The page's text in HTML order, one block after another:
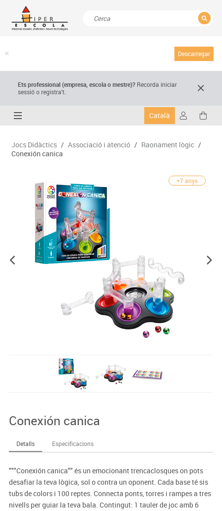
Descarregar
Ets professional (empresa,escola o mestre)? Recorda iniciar
sessió o registra't.
Català
Jocs Didàctics / Associació i atenció / Raonament lògic /
Conexión canica
+7 anys
Conexión canica
Detalls Especificacions
"""Conexión canica"" és un emocionant trencaclosques on pots
desafiar la teva lògica, sol o contra un oponent. Cada base té sis
tubs de colors i 100 reptes. Connecta ponts, torres i rampes a tres
nivells per guiar la teva bala. Contingut: 1 tauler de joc amb 6